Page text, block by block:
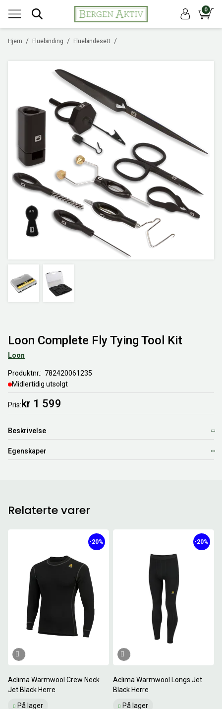
0
/
Hjem /
Fluebinding /
Fluebindesett
Loon Complete Fly Tying Tool Kit
Loon
Produktnr.
782420061235
Midlertidig utsolgt
Pris kr 1 599
Beskrivelse
Egenskaper
Relaterte varer
Aclima Warmwool Crew Neck
Jet Black Herre
På lager
-20%
Aclima Warmwool Longs Jet
Black Herre
På lager
-20%